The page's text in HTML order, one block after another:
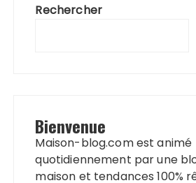
Rechercher
Bienvenue
Maison-blog.com est animé
quotidiennement par une
maison et tendances 100%